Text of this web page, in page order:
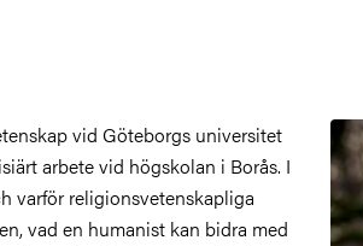
Bild
vid Göteborgs universitet
arbete vid högskolan i Borås. I
varför religionsvetenskapliga
vad en humanist kan bidra med